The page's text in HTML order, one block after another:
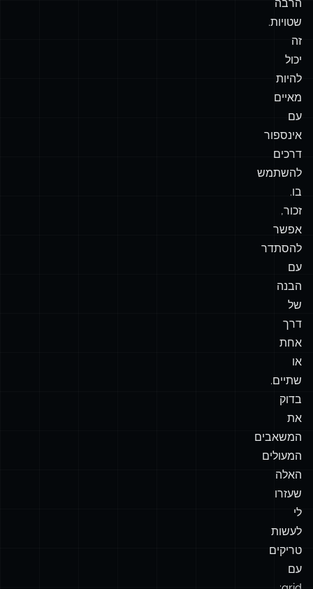
CSS
Grid.
וואו,
יש
שם
הרבה
שטויות.
זה
יכול
להיות
מאיים
עם
אינספור
דרכים
להשתמש
בו.
זכור,
אפשר
להסתדר
עם
הבנה
של
דרך
אחת
או
שתיים.
בדוק
את
המשאבים
המעולים
האלה